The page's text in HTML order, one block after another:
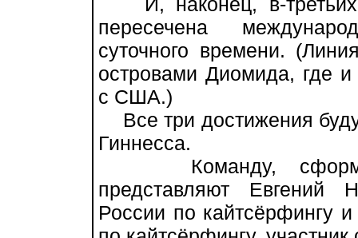
пересечена
суточного времени.
островами Диомида, где и
с США.)
Все три достижения
Гиннесса.
Команду,
представляют Евгений
России по кайтсёрфингу